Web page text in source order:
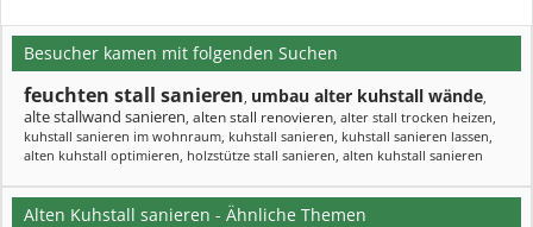
Besucher kamen mit folgenden Suchen
feuchten stall sanieren, umbau alter kuhstall wände,
alte stallwand sanieren, alten stall renovieren, alter stall trocken heizen,
kuhstall sanieren im wohnraum, kuhstall sanieren, kuhstall sanieren lassen,
alten kuhstall optimieren, holzstütze stall sanieren, alten kuhstall sanieren
Alten Kuhstall sanieren - Ähnliche Themen